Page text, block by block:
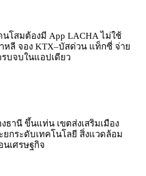
นโสมต้องมี App LACHA ไม่ใช้
าหลี จอง KTX–บัสด่วน แท็กซี่ จ่าย
บจบในแอปเดียว
งธานี ขึ้นแท่น เขตส่งเสริมเมือง
ยกระดับเทคโนโลยี สิ่งแวดล้อม
นเศรษฐกิจ